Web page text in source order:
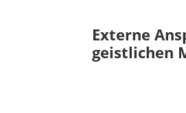
Externe
geistlichen